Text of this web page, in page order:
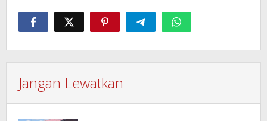
Jangan Lewatkan